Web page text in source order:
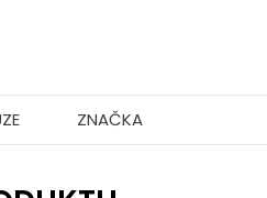
ZNAČKA